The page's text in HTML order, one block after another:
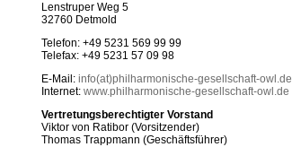
Lenstruper Weg 5
32760 Detmold
Telefon: +49 5231 569 99 99
Telefax: +49 5231 57 09 98
E-Mail: info(at)philharmonische-gesellschaft-owl.de
Internet: www.philharmonische-gesellschaft-owl.de
Vertretungsberechtigter Vorstand
Viktor von Ratibor (Vorsitzender)
Thomas Trappmann (Geschäftsführer)